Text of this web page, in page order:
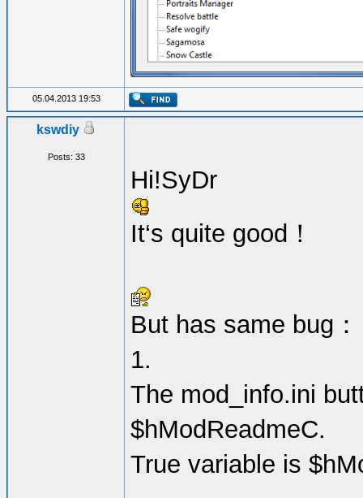
05.04.2013 19:53
kswdiy
Posts: 33
Hi!SyDr
It‘s quite good！
But has same bug：
1.
The mod_info.ini
$hModReadmeC.
True variable is